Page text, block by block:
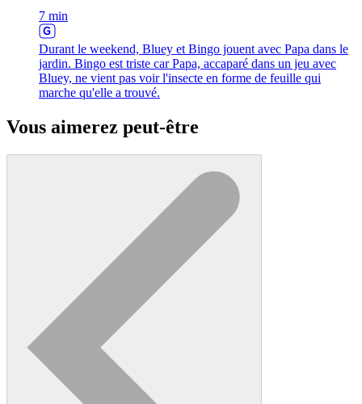
7 min
Durant le weekend, Bluey et Bingo jouent avec Papa dans le
jardin. Bingo est triste car Papa, accaparé dans un jeu avec
Bluey, ne vient pas voir l'insecte en forme de feuille qui
marche qu'elle a trouvé.
Vous aimerez peut-être